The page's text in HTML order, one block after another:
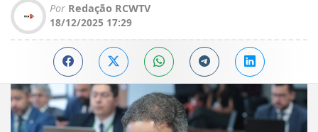
Por Redação RCWTV
18/12/2025 17:29